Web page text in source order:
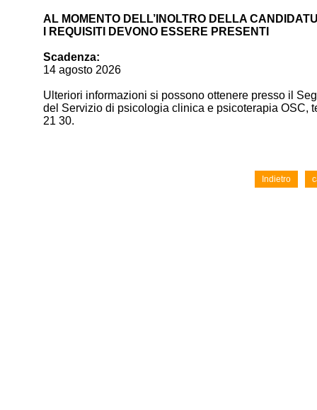
AL MOMENTO DELL’INOLTRO DELLA
I REQUISITI DEVONO ESSERE PRESENTI
Scadenza:
14 agosto 2026
Ulteriori informazioni si possono ottenere presso il
del Servizio di psicologia clinica e psicoterapia OSC,
21 30.
Indietro